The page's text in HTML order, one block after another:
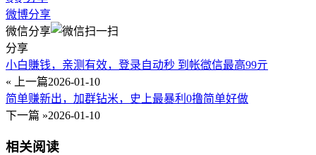
微博分享
微信分享
分享
小白賺钱，亲测有效，登录自动秒 到帐㣲信最高99亓
« 上一篇2026-01-10
简单赚新出，加群钻米，史上最暴利0撸简单好做
下一篇 »2026-01-10
相关阅读